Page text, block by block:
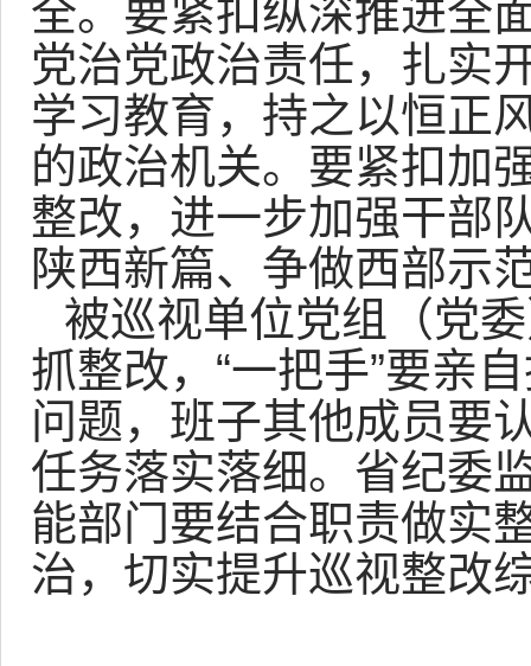
全。要紧扣纵深推进全
党治党政治责任，扎实
学习教育，持之以恒正
的政治机关。要紧扣加
整改，进一步加强干部
陕西新篇、争做西部示
被巡视单位党组（党
抓整改，“一把手”要亲
问题，班子其他成员要
任务落实落细。省纪委
能部门要结合职责做实
治，切实提升巡视整改